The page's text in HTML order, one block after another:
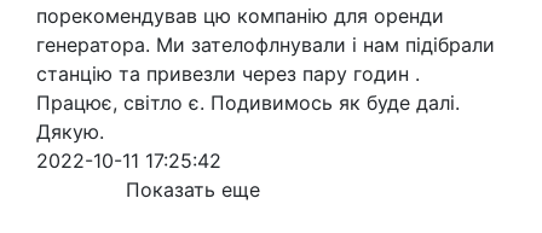
порекомендував цю компанію для оренди
генератора. Ми зателофлнували і нам підібрали
станцію та привезли через пару годин .
Працює, світло є. Подивимось як буде далі.
Дякую.
2022-10-11 17:25:42
Показать еще